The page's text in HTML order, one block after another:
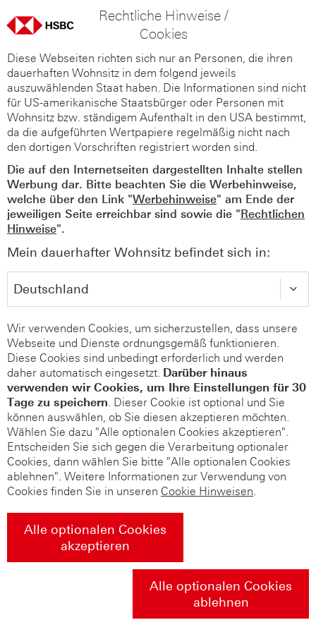
Rechtliche Hinweise /
Cookies
Diese Webseiten richten sich nur an Personen, die ihren
dauerhaften Wohnsitz in dem folgend jeweils
auszuwählenden Staat haben. Die Informationen sind nicht
für US-amerikanische Staatsbürger oder Personen mit
Wohnsitz bzw. ständigem Aufenthalt in den USA bestimmt,
da die aufgeführten Wertpapiere regelmäßig nicht nach
den dortigen Vorschriften registriert worden sind.
Die auf den Internetseiten dargestellten Inhalte stellen
Werbung dar. Bitte beachten Sie die Werbehinweise,
welche über den Link "Werbehinweise" am Ende der
jeweiligen Seite erreichbar sind sowie die "Rechtlichen
Hinweise".
Mein dauerhafter Wohnsitz befindet sich in:
Wir verwenden Cookies, um sicherzustellen, dass unsere
Webseite und Dienste ordnungsgemäß funktionieren.
Diese Cookies sind unbedingt erforderlich und werden
daher automatisch eingesetzt. Darüber hinaus
verwenden wir Cookies, um Ihre Einstellungen für 30
Tage zu speichern. Dieser Cookie ist optional und Sie
können auswählen, ob Sie diesen akzeptieren möchten.
Wählen Sie dazu "Alle optionalen Cookies akzeptieren".
Entscheiden Sie sich gegen die Verarbeitung optionaler
Cookies, dann wählen Sie bitte "Alle optionalen Cookies
ablehnen". Weitere Informationen zur Verwendung von
Cookies finden Sie in unseren Cookie Hinweisen.
Alle optionalen Cookies
akzeptieren
Alle optionalen Cookies
ablehnen